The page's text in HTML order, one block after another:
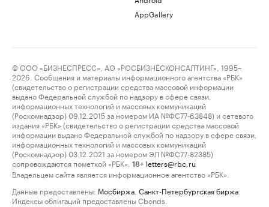
AppGallery
© ООО «БИЗНЕСПРЕСС», АО «РОСБИЗНЕСКОНСАЛТИНГ», 1995–
2026. Сообщения и материалы информационного агентства «РБК»
(свидетельство о регистрации средства массовой информации
выдано Федеральной службой по надзору в сфере связи,
информационных технологий и массовых коммуникаций
(Роскомнадзор) 09.12.2015 за номером ИА №ФС77-63848) и сетевого
издания «РБК» (свидетельство о регистрации средства массовой
информации выдано Федеральной службой по надзору в сфере связи,
информационных технологий и массовых коммуникаций
(Роскомнадзор) 03.12.2021 за номером ЭЛ №ФС77-82385)
сопровождаются пометкой «РБК».
18+ letters@rbc.ru
Владельцем сайта является информационное агентство «РБК».
Данные предоставлены: Мосбиржа Санкт-Петербургская биржа
Индексы облигаций предоставлены Cbonds.